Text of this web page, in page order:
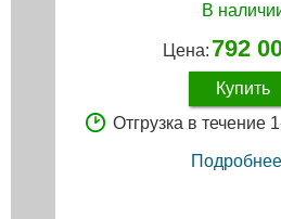
В
Цена: 792
Купить
Отгрузка в течение